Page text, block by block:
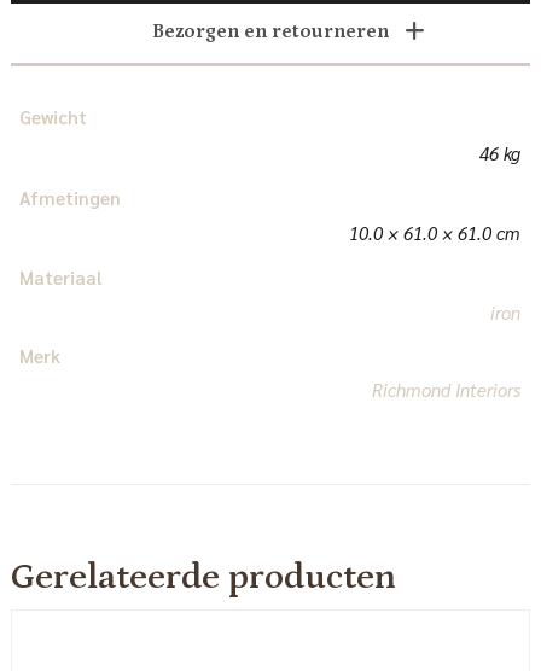
Bezorgen en retourneren
Gewicht
46 kg
Afmetingen
10.0 × 61.0 × 61.0 cm
Materiaal
iron
Merk
Richmond Interiors
Gerelateerde producten